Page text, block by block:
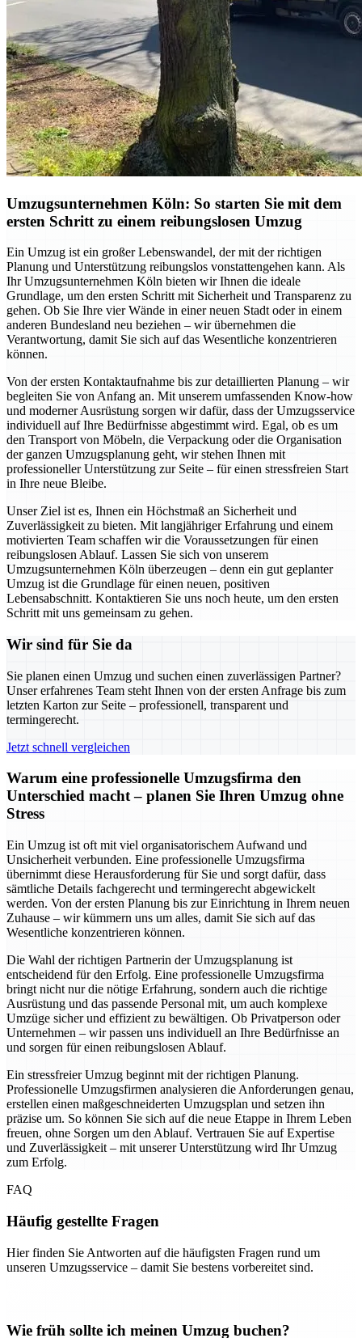
Umzugsunternehmen Köln: So starten Sie mit dem
ersten Schritt zu einem reibungslosen Umzug
Ein Umzug ist ein großer Lebenswandel, der mit der richtigen
Planung und Unterstützung reibungslos vonstattengehen kann. Als
Ihr Umzugsunternehmen Köln bieten wir Ihnen die ideale
Grundlage, um den ersten Schritt mit Sicherheit und Transparenz zu
gehen. Ob Sie Ihre vier Wände in einer neuen Stadt oder in einem
anderen Bundesland neu beziehen – wir übernehmen die
Verantwortung, damit Sie sich auf das Wesentliche konzentrieren
können.
Von der ersten Kontaktaufnahme bis zur detaillierten Planung – wir
begleiten Sie von Anfang an. Mit unserem umfassenden Know-how
und moderner Ausrüstung sorgen wir dafür, dass der Umzugsservice
individuell auf Ihre Bedürfnisse abgestimmt wird. Egal, ob es um
den Transport von Möbeln, die Verpackung oder die Organisation
der ganzen Umzugsplanung geht, wir stehen Ihnen mit
professioneller Unterstützung zur Seite – für einen stressfreien Start
in Ihre neue Bleibe.
Unser Ziel ist es, Ihnen ein Höchstmaß an Sicherheit und
Zuverlässigkeit zu bieten. Mit langjähriger Erfahrung und einem
motivierten Team schaffen wir die Voraussetzungen für einen
reibungslosen Ablauf. Lassen Sie sich von unserem
Umzugsunternehmen Köln überzeugen – denn ein gut geplanter
Umzug ist die Grundlage für einen neuen, positiven
Lebensabschnitt. Kontaktieren Sie uns noch heute, um den ersten
Schritt mit uns gemeinsam zu gehen.
Wir sind für Sie da
Sie planen einen Umzug und suchen einen zuverlässigen Partner?
Unser erfahrenes Team steht Ihnen von der ersten Anfrage bis zum
letzten Karton zur Seite – professionell, transparent und
termingerecht.
Jetzt schnell vergleichen
Warum eine professionelle Umzugsfirma den
Unterschied macht – planen Sie Ihren Umzug ohne
Stress
Ein Umzug ist oft mit viel organisatorischem Aufwand und
Unsicherheit verbunden. Eine professionelle Umzugsfirma
übernimmt diese Herausforderung für Sie und sorgt dafür, dass
sämtliche Details fachgerecht und termingerecht abgewickelt
werden. Von der ersten Planung bis zur Einrichtung in Ihrem neuen
Zuhause – wir kümmern uns um alles, damit Sie sich auf das
Wesentliche konzentrieren können.
Die Wahl der richtigen Partnerin der Umzugsplanung ist
entscheidend für den Erfolg. Eine professionelle Umzugsfirma
bringt nicht nur die nötige Erfahrung, sondern auch die richtige
Ausrüstung und das passende Personal mit, um auch komplexe
Umzüge sicher und effizient zu bewältigen. Ob Privatperson oder
Unternehmen – wir passen uns individuell an Ihre Bedürfnisse an
und sorgen für einen reibungslosen Ablauf.
Ein stressfreier Umzug beginnt mit der richtigen Planung.
Professionelle Umzugsfirmen analysieren die Anforderungen genau,
erstellen einen maßgeschneiderten Umzugsplan und setzen ihn
präzise um. So können Sie sich auf die neue Etappe in Ihrem Leben
freuen, ohne Sorgen um den Ablauf. Vertrauen Sie auf Expertise
und Zuverlässigkeit – mit unserer Unterstützung wird Ihr Umzug
zum Erfolg.
FAQ
Häufig gestellte Fragen
Hier finden Sie Antworten auf die häufigsten Fragen rund um
unseren Umzugsservice – damit Sie bestens vorbereitet sind.
Wie früh sollte ich meinen Umzug buchen?